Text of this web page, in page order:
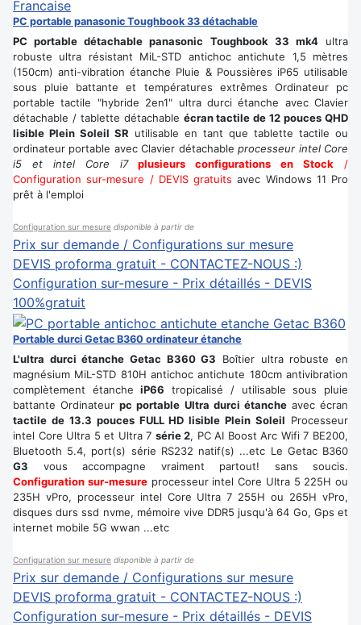
PC portable panasonic Toughbook 33 détachable
PC portable détachable panasonic Toughbook 33 mk4ultra
robuste ultra résistant MiL-STD antichoc antichute 1,5 mètres
(150cm) anti-vibration étanche Pluie & Poussières iP65 utilisable
sous pluie battante et températures extrêmes Ordinateur pc
portable tactile "hybride 2en1" ultra durci étanche avec Clavier
détachable / tablette détachable écran tactile de 12 pouces QHD
lisible Plein Soleil SR utilisable en tant que tablette tactile ou
ordinateur portable avec Clavier détachableprocesseur intel Core
i5 et intel Core i7
plusieurs configurations en Stock /
Configuration sur-mesure / DEVIS gratuits avec Windows 11 Pro
prêt à l'emploi
Configuration sur mesure disponible à partir de
Prix sur demande / Configurations sur mesure
DEVIS proforma gratuit - CONTACTEZ-NOUS :)
Configuration sur-mesure - Prix détaillés - DEVIS
100%gratuit
Portable durci Getac B360 ordinateur étanche
L'ultra durci étanche Getac B360 G3 Boîtier ultra robuste en
magnésium MiL-STD 810H antichoc antichute 180cm antivibration
complètement étancheiP66 tropicalisé / utilisable sous pluie
battante Ordinateurpc portable Ultra durci étancheavec écran
tactile de 13.3 pouces FULL HD lisible Plein Soleil Processeur
intel Core Ultra 5 et Ultra 7 série 2, PC AI Boost Arc Wifi 7 BE200,
Bluetooth 5.4, port(s) série RS232 natif(s) ...etc Le Getac B360
G3 vous accompagne vraiment partout! sans soucis.
Configuration sur-mesureprocesseur intel Core Ultra 5 225H ou
235H vPro, processeur intel Core Ultra 7 255H ou 265H vPro,
disques durs ssd nvme, mémoire vive DDR5 jusqu'à 64 Go, Gps et
internet mobile 5G wwan ...etc
Configuration sur mesure disponible à partir de
Prix sur demande / Configurations sur mesure
DEVIS proforma gratuit - CONTACTEZ-NOUS :)
Configuration sur-mesure - Prix détaillés - DEVIS